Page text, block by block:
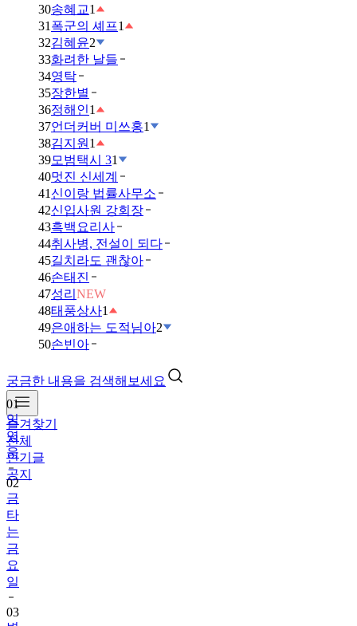
30송혜교1
31 폭군의 셰프1
32김혜윤2
33화려한 날들
34영탁
35장한별
36정해인1
37언더커버 미쓰홍1
38김지원 1
39모범택시 31
40멋진 신세계
41 신이랑 법률사무소
42신입사원 강회장
43흑백요리사
44취사병, 전설이 되다
45길치라도 괜찮아
46손태진
47성리 NEW
48태풍상사1
49은애하는 도적님아2
50손빈아
궁금한 내용을 검색해보세요
즐겨찾기
전체
인기글
공지
01
임
영
웅
02
금
타
는
금
요
일
03